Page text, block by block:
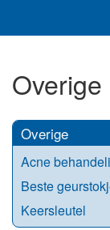
Overige
Overige
Acne
Beste
Keersleutel